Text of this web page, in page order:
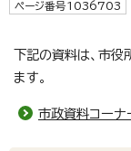
ページ番号1036703
下記の資料は、市
ます。
市政資料コーナ